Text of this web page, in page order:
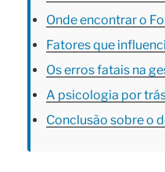
Onde encontrar o
Fatores que
Os erros fatais na
A psicologia por
Conclusão sobre o